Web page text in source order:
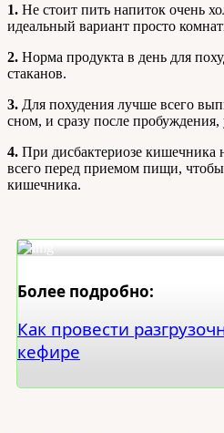
1. Не стоит пить напиток очень
идеальный вариант просто
2. Норма продукта в день для
стаканов.
3. Для похудения лучше всего
сном, и сразу после пробуждения,
4. При дисбактериозе кишечника
всего перед приемом пищи,
кишечника.
Более подробно:
Как провести
кефире